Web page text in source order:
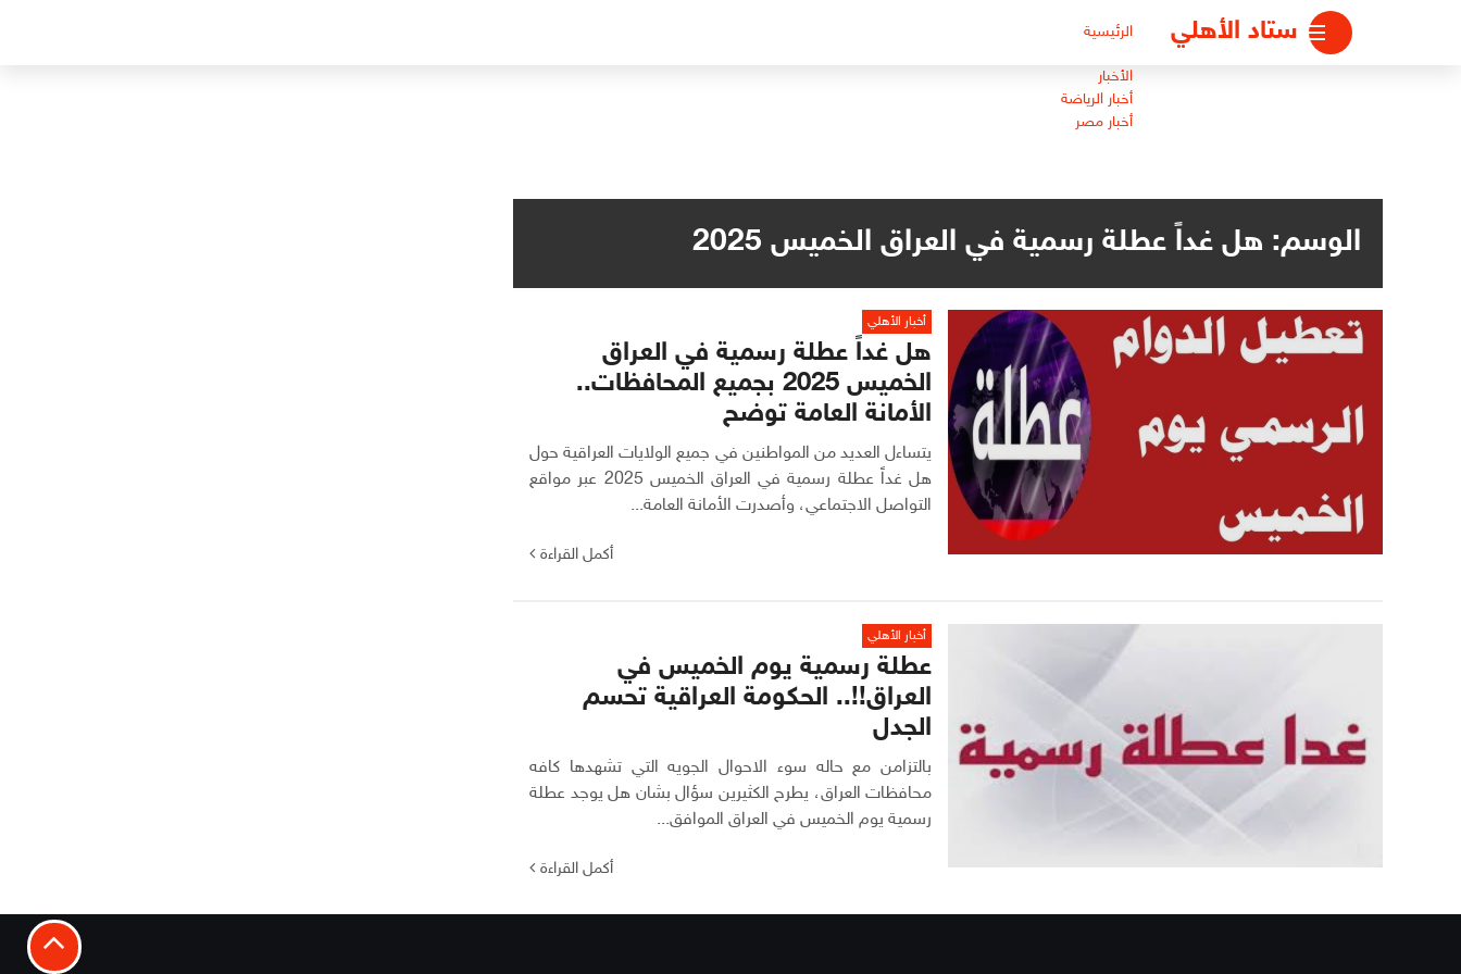
ستاد الأهلي الرئيسية
الأخبار
أخبار الرياضة
أخبار مصر
الوسم: هل غداً عطلة رسمية في العراق الخميس 2025
أخبار الأهلي
هل غداً عطلة رسمية في العراق
الخميس 2025 بجميع المحافظات..
الأمانة العامة توضح
يتساءل العديد من المواطنين في جميع الولايات العراقية حول
هل غداً عطلة رسمية في العراق الخميس 2025 عبر مواقع
التواصل الاجتماعي، وأصدرت الأمانة العامة...
أكمل القراءة
أخبار الأهلي
عطلة رسمية يوم الخميس في
العراق!!.. الحكومة العراقية تحسم
الجدل
بالتزامن مع حاله سوء الاحوال الجويه التي تشهدها كافه
محافظات العراق، يطرح الكثيرين سؤال بشان هل يوجد عطلة
رسمية يوم الخميس في العراق الموافق...
أكمل القراءة